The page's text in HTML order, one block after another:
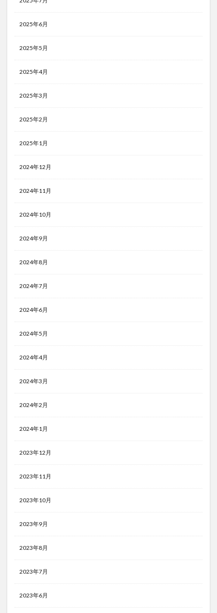
2025年6月
2025年5月
2025年4月
2025年3月
2025年2月
2025年1月
2024年12月
2024年11月
2024年10月
2024年9月
2024年8月
2024年7月
2024年6月
2024年5月
2024年4月
2024年3月
2024年2月
2024年1月
2023年12月
2023年11月
2023年10月
2023年9月
2023年8月
2023年7月
2023年6月